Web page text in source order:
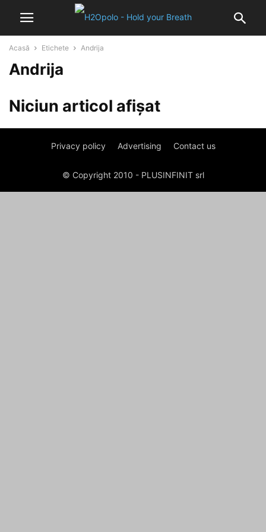
Acasă Etichete Andrija
Andrija
Niciun articol afișat
Privacy policy Advertising Contact us
© Copyright 2010 - PLUSINFINIT srl